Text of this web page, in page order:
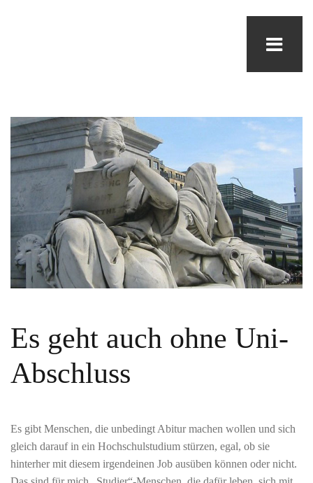
Es geht auch ohne Uni-
Abschluss
Es gibt Menschen, die unbedingt Abitur machen wollen und sich
gleich darauf in ein Hochschulstudium stürzen, egal, ob sie
hinterher mit diesem irgendeinen Job ausüben können oder nicht.